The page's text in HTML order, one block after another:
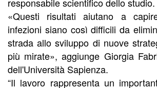
«Questi risultati aiutano a
infezioni siano così difficili da
strada allo sviluppo di nuove
più mirate», aggiunge Giorgia
dell'Università Sapienza.
“Il lavoro rappresenta un